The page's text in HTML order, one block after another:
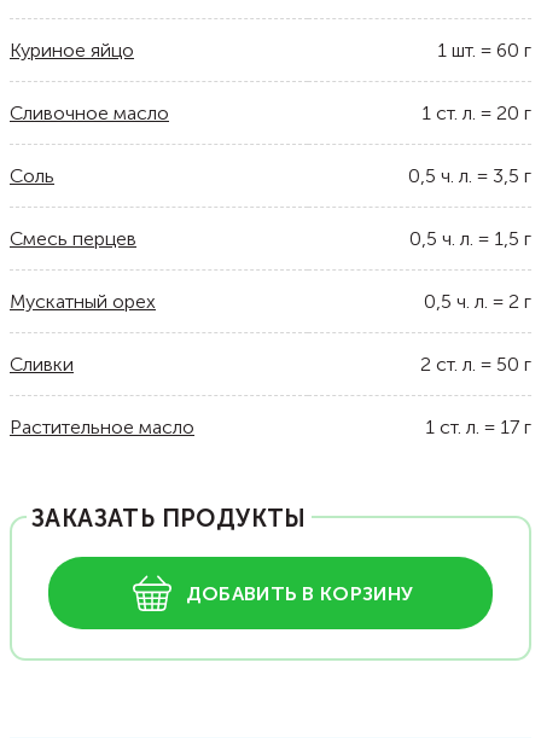
Куриное яйцо 1 шт. = 60 г
Сливочное масло 1 ст. л. = 20 г
Соль 0,5 ч. л. = 3,5 г
Смесь перцев 0,5 ч. л. = 1,5 г
Мускатный орех 0,5 ч. л. = 2 г
Сливки 2 ст. л. = 50 г
Растительное масло 1 ст. л. = 17 г
ЗАКАЗАТЬ ПРОДУКТЫ
ДОБАВИТЬ В КОРЗИНУ